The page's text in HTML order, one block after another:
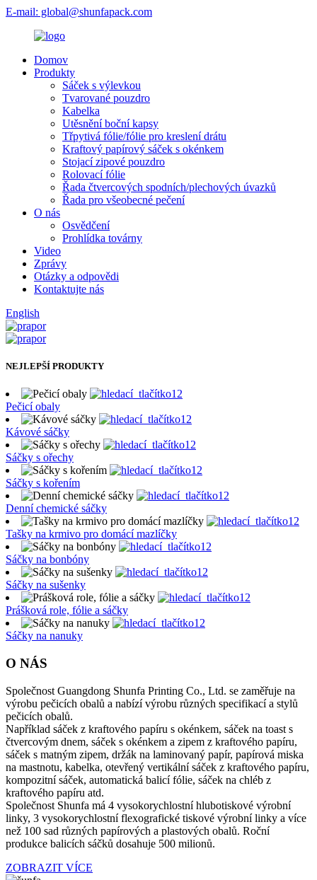
E-mail: global@shunfapack.com
Domov
Produkty
Sáček s výlevkou
Tvarované pouzdro
Kabelka
Utěsnění boční kapsy
Třpytivá fólie/fólie pro kreslení drátu
Kraftový papírový sáček s okénkem
Stojací zipové pouzdro
Rolovací fólie
Řada čtvercových spodních/plechových úvazků
Řada pro všeobecné pečení
O nás
Osvědčení
Prohlídka továrny
Video
Zprávy
Otázky a odpovědi
Kontaktujte nás
English
NEJLEPŠÍ PRODUKTY
Pečicí obaly
Kávové sáčky
Sáčky s ořechy
Sáčky s kořením
Denní chemické sáčky
Tašky na krmivo pro domácí mazlíčky
Sáčky na bonbóny
Sáčky na sušenky
Prášková role, fólie a sáčky
Sáčky na nanuky
O NÁS
Společnost Guangdong Shunfa Printing Co., Ltd. se zaměřuje na
výrobu pečicích obalů a nabízí výrobu různých specifikací a stylů
pečicích obalů.
Například sáček z kraftového papíru s okénkem, sáček na toast s
čtvercovým dnem, sáček s okénkem a zipem z kraftového papíru,
sáček s matným zipem, držák na laminovaný papír, papírová miska
na mastnotu, kabelka, otevřený vertikální sáček z kraftového papíru,
kompozitní sáček, automatická balicí fólie, sáček na chléb z
kraftového papíru atd.
Společnost Shunfa má 4 vysokorychlostní hlubotiskové výrobní
linky, 3 vysokorychlostní flexografické tiskové výrobní linky a více
než 100 sad různých papírových a plastových obalů. Roční
produkce balicích sáčků dosahuje 500 milionů.
ZOBRAZIT VÍCE